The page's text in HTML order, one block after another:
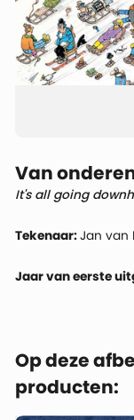
Van
It's all going
Tekenaar:Jan van
Jaar van eerste
Op deze
producten: